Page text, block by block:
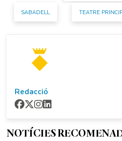
SABADELL TEATRE
Redacció
NOTÍCIES